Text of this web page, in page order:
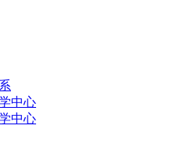
中心
中心